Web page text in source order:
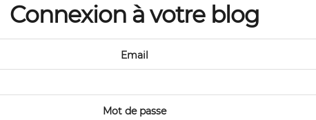
Connexion à votre blog
Email
Mot de passe